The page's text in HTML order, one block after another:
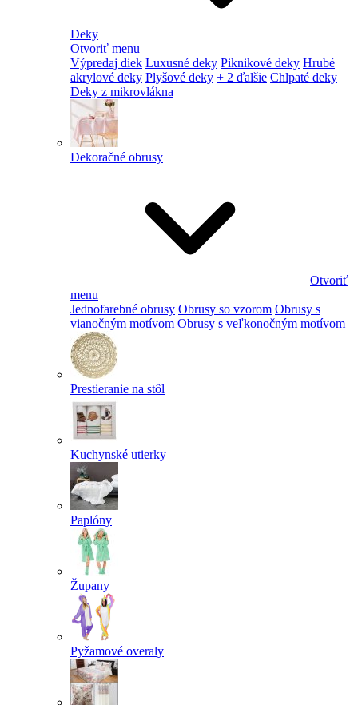
Deky
Otvoriť menu
Výpredaj diek Luxusné deky Piknikové deky Hrubé
akrylové deky Plyšové deky + 2 ďalšie Chlpaté deky
Deky z mikrovlákna
Dekoračné obrusy
Otvoriť
menu
Jednofarebné obrusy Obrusy so vzorom Obrusy s
vianočným motívom Obrusy s veľkonočným motívom
Prestieranie na stôl
Kuchynské utierky
Paplóny
Župany
Pyžamové overaly